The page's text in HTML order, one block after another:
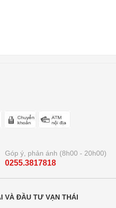
Góp ý, phản ánh (8h00 - 20h00)
0255.3817818
VÀ ĐẦU TƯ VẠN THÁI